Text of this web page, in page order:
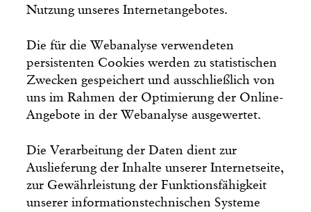
Nutzung unseres Internetangebotes.
Die für die Webanalyse verwendeten
persistenten Cookies werden zu statistischen
Zwecken gespeichert und ausschließlich von
uns im Rahmen der Optimierung der Online-
Angebote in der Webanalyse ausgewertet.
Die Verarbeitung der Daten dient zur
Auslieferung der Inhalte unserer Internetseite,
zur Gewährleistung der Funktionsfähigkeit
unserer informationstechnischen Systeme